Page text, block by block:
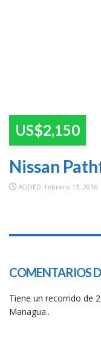
US$2,150
Nissan
ADDED: febrero 13, 2016
SPECIAL
COMENTARIOS
Tiene un recorrido de
Managua..